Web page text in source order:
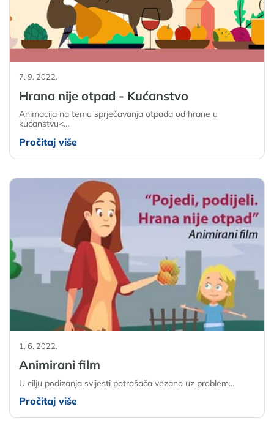
7. 9. 2022.
Hrana nije otpad - Kućanstvo
Animacija na temu sprječavanja otpada od hrane u
kućanstvu<…
Pročitaj više
1. 6. 2022.
Animirani film
U cilju podizanja svijesti potrošača vezano uz problem…
Pročitaj više